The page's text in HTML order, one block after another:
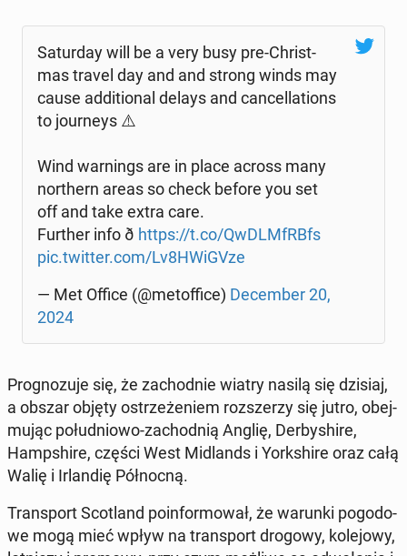
Sa­tur­day will be a very busy pre-Chri­st­
mas travel day and and strong winds may
cause ad­di­tio­nal delays and can­cel­la­tions
to jo­ur­neys ⚠️
Wind war­nings are in place across many
nor­thern areas so check before you set
off and take extra care.
Further info ð https://t.co/Qw­DLM­fRBfs
pic.twitter.com/Lv8HWiGVze
— Met Office (@me­tof­fi­ce) De­cem­ber 20,
2024
Pro­gno­zu­je się, że za­chod­nie wiatry nasilą się dzisiaj,
a obszar objęty ostrze­że­niem roz­sze­rzy się jutro, obej­
mu­jąc po­łu­dnio­wo-za­chod­nią Anglię, Der­by­shi­re,
Hamp­shi­re, części West Mi­dlands i York­shi­re oraz całą
Walię i Ir­lan­dię Pół­noc­ną.
Trans­port Sco­tland po­in­for­mo­wał, że warunki po­go­do­
we mogą mieć wpływ na trans­port drogowy, ko­le­jo­wy,